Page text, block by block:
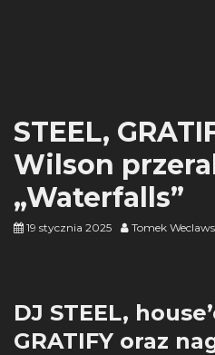
STEEL,
Wilson
„Waterfalls”
19 stycznia 2025 Tomek
DJ STEEL,
GRATIFY oraz